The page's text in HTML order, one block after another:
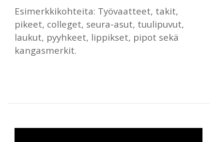
Esimerkkikohteita: Työvaatteet, takit,
pikeet, colleget, seura-asut, tuulipuvut,
laukut, pyyhkeet, lippikset, pipot sekä
kangasmerkit.